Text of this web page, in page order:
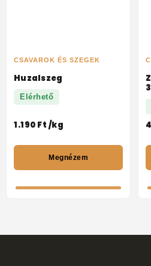
CSAVAROK ÉS SZEGEK
Huzalszeg
Elérhető
1.190 Ft /kg
Megnézem